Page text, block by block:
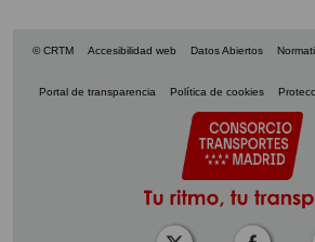
© CRTM Accesibilidad web Datos Abiertos
Portal de transparencia Política de cookies